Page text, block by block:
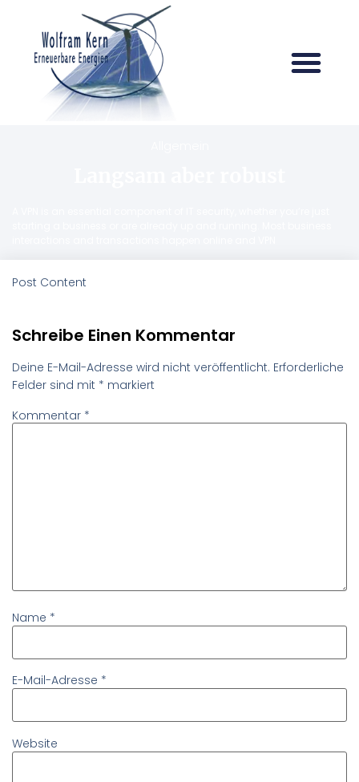
Post Content
Schreibe Einen Kommentar
Deine E-Mail-Adresse wird nicht veröffentlicht. Erforderliche
Felder sind mit * markiert
Kommentar *
Name *
E-Mail-Adresse *
Website